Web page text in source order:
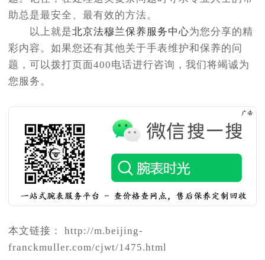
助总是最安全、最有效的方法。
以上就是北京法穆兰保养服务中心为您分享的精
彩内容。如果您还有其他关于手表维护和保养的问
题，可以拨打页面400电话进行咨询，我们将竭诚为
您服务。
本文链接： http://m.beijing-
franckmuller.com/cjwt/1475.html